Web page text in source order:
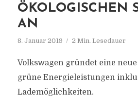
ÖKOLOGISCHEN
AN
8. Januar 2019 2 Min. Lesedauer
Volkswagen gründet eine
grüne Energieleistungen
Lademöglichkeiten.